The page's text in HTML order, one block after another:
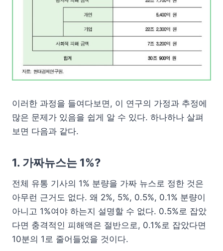
이러한 과정을 들여다보면, 이 연구의 가정과 추정에
많은 문제가 있음을 쉽게 알 수 있다. 하나하나 살펴
보면 다음과 같다.
1. 가짜뉴스는 1%?
전체 유통 기사의 1% 분량을 가짜 뉴스로 정한 것은
아무런 근거도 없다. 왜 2%, 5%, 0.5%, 0.1% 분량이
아니고 1%여야 하는지 설명할 수 없다. 0.5%로 잡았
다면 충격적인 피해액은 절반으로, 0.1%로 잡았다면
10분의 1로 줄어들었을 것이다.